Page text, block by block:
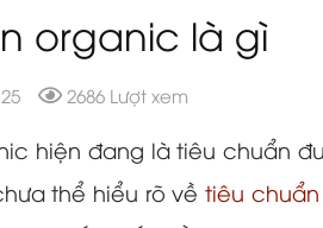
organic là gì
2686 Lượt xem
hiện đang là tiêu chuẩn
thể hiểu rõ vềtiêu